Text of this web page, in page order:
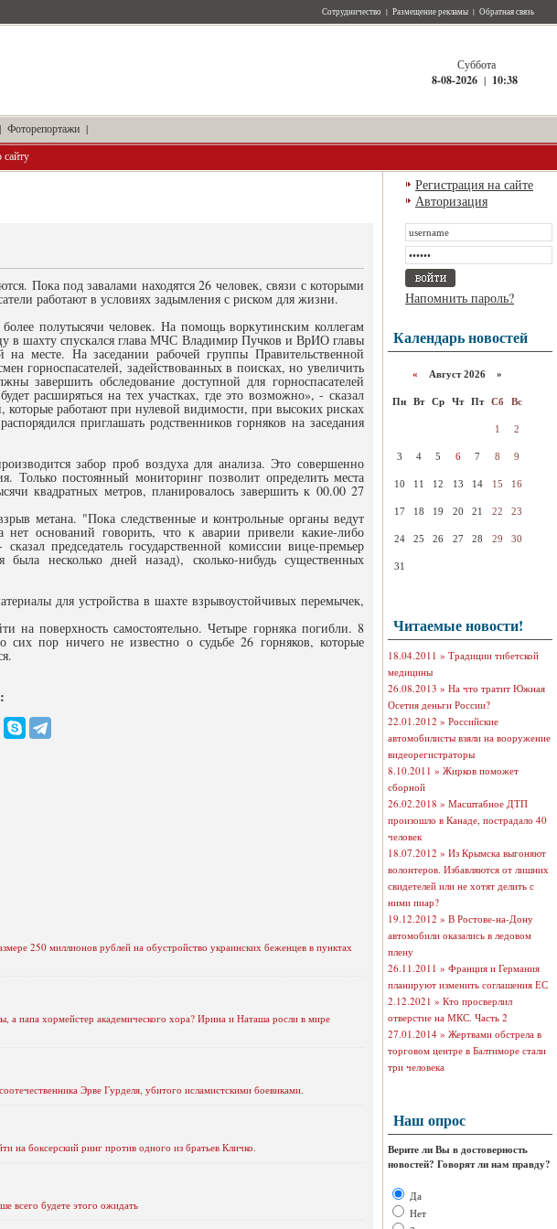
Сотрудничество | Размещение рекламы | Обратная связь
Суббота
8-08-2026 | 10:38
| Фоторепортажи |
Пока под завалами находятся 26 человек, связи с которыми
работают в условиях задымления с риском для жизни.
полутысячи человек. На помощь воркутинским коллегам
в шахту спускался глава МЧС Владимир Пучков и ВрИО главы
месте. На заседании рабочей группы Правительственной
горноспасателей, задействованных в поисках, но увеличить
завершить обследование доступной для горноспасателей
расширяться на тех участках, где это возможно», - сказал
которые работают при нулевой видимости, при высоких рисках
приглашать родственников горняков на заседания
забор проб воздуха для анализа. Это совершенно
Только постоянный мониторинг позволит определить места
квадратных метров, планировалось завершить к 00.00 27
метана. "Пока следственные и контрольные органы ведут
нет оснований говорить, что к аварии привели какие-либо
председатель государственной комиссии вице-премьер
несколько дней назад), сколько-нибудь существенных
для устройства в шахте взрывоустойчивых перемычек,
на поверхность самостоятельно. Четыре горняка погибли. 8
пор ничего не известно о судьбе 26 горняков, которые
250 миллионов рублей на обустройство украинских беженцев в пунктах
а папа хормейстер академического хора? Ирина и Наташа росли в мире
Эрве Гурделя, убитого исламистскими боевиками.
на боксерский ринг против одного из братьев Кличко.
всего будете этого ожидать
Регистрация на сайте
Авторизация
Напомнить пароль?
Календарь новостей
« Август 2026 »
Пн Вт Ср Чт Пт Сб Вс
1 2
3 4 5 6 7 8 9
10 11 12 13 14 15 16
17 18 19 20 21 22 23
24 25 26 27 28 29 30
31
Читаемые новости!
18.04.2011 » Традиции тибетской
медицины
26.08.2013 » На что тратит Южная
Осетия деньги России?
22.01.2012 » Российские
автомобилисты взяли на вооружение
видеорегистраторы
8.10.2011 » Жирков поможет
сборной
26.02.2018 » Масштабное ДТП
произошло в Канаде, пострадало 40
человек
18.07.2012 » Из Крымска выгоняют
волонтеров. Избавляются от лишних
свидетелей или не хотят делить с
ними пиар?
19.12.2012 » В Ростове-на-Дону
автомобили оказались в ледовом
плену
26.11.2011 » Франция и Германия
планируют изменить соглашения ЕС
2.12.2021 » Кто просверлил
отверстие на МКС. Часть 2
27.01.2014 » Жертвами обстрела в
торговом центре в Балтиморе стали
три человека
Наш опрос
Верите ли Вы в достоверность
новостей? Говорят ли нам правду?
Да
Нет